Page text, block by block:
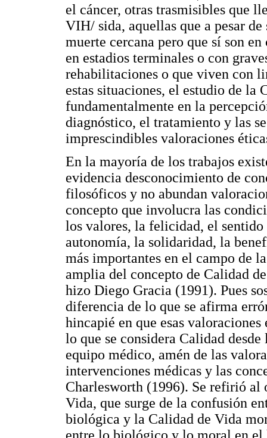
el cáncer, otras trasmisibles que
VIH/ sida, aquellas que a pesar
muerte cercana pero que sí son
en estadios terminales o con
rehabilitaciones o que viven con
estas situaciones, el estudio de la
fundamentalmente en la
diagnóstico, el tratamiento y las
imprescindibles valoraciones
En la mayoría de los trabajos
evidencia desconocimiento de
filosóficos y no abundan
concepto que involucra las
los valores, la felicidad, el
autonomía, la solidaridad, la
más importantes en el campo de
amplia del concepto de Calidad
hizo Diego Gracia (1991). Pues
diferencia de lo que se afirma
hincapié en que esas
lo que se considera Calidad
equipo médico, amén de las
intervenciones médicas y las
Charlesworth (1996). Se refirió
Vida, que surge de la confusión
biológica y la Calidad de Vida